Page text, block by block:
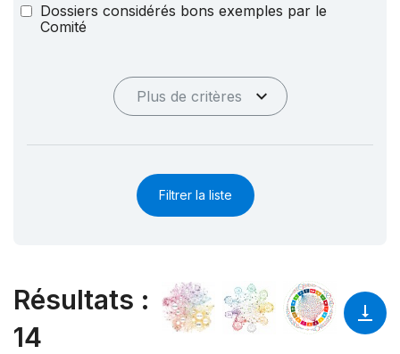
Dossiers considérés bons exemples par le
Comité
Plus de critères
Filtrer la liste
Résultats :
14